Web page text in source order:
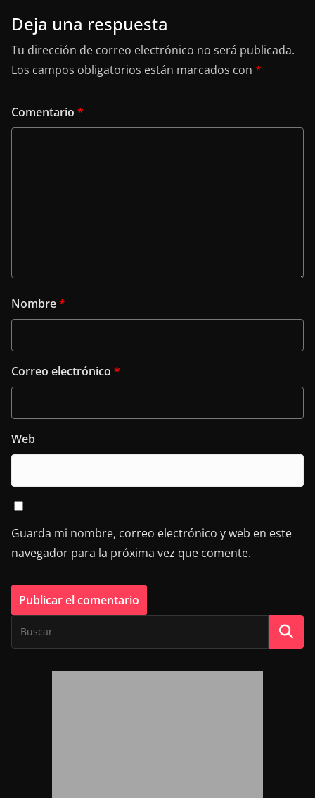
Deja una respuesta
Tu dirección de correo electrónico no será publicada.
Los campos obligatorios están marcados con *
Comentario *
Nombre*
Correo electrónico *
Web
Guarda mi nombre, correo electrónico y web en este
navegador para la próxima vez que comente.